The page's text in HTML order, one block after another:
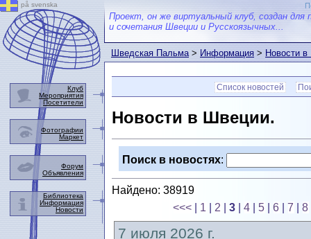
Проект, он же виртуальный клуб, создан для
и сочетания Швеции и Русскоязычных...
Шведская Пальма>Информация>Новости
Список новостей
Новости в Швеции.
Поиск в новостях:
Найдено: 38919
<<<
1 2 |3 |4 5 |6 |7 |8
7 июля 2026 г.
på svenska
Клуб
Мероприятия
Посетители
Фотографии
Маркет
Форум
Объявления
Библиотека
Информация
Новости